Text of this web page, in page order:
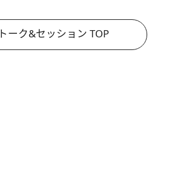
トーク&セッション TOP